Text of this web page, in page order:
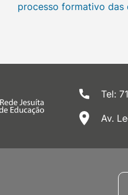
processo formativo das
Tel:
Av.